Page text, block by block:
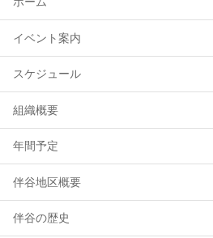
イベント案内
スケジュール
組織概要
年間予定
伴谷地区概要
伴谷の歴史